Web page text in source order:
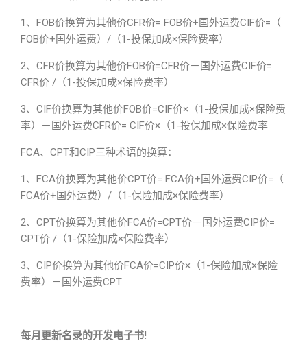
1、FOB价换算为其他价CFR价= FOB价+国外运费CIF价=（
FOB价+国外运费）/（1-投保加成×保险费率）
2、CFR价换算为其他价FOB价=CFR价－国外运费CIF价=
CFR价 /（1-投保加成×保险费率）
3、CIF价换算为其他价FOB价=CIF价×（1-投保加成×保险费
率）－国外运费CFR价= CIF价×（1-投保加成×保险费率
FCA、CPT和CIP三种术语的换算：
1、FCA价换算为其他价CPT价= FCA价+国外运费CIP价=（
FCA价+国外运费）/（1-保险加成×保险费率）
2、CPT价换算为其他价FCA价=CPT价－国外运费CIP价=
CPT价 /（1-保险加成×保险费率）
3、CIP价换算为其他价FCA价=CIP价×（1-保险加成×保险
费率）－国外运费CPT
每月更新名录的开发电子书!